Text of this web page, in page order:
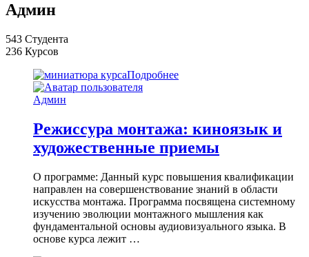
Админ
543 Студента
236 Курсов
Подробнее
Админ
Режиссура монтажа: киноязык и
художественные приемы
О программе: Данный курс повышения квалификации
направлен на совершенствование знаний в области
искусства монтажа. Программа посвящена системному
изучению эволюции монтажного мышления как
фундаментальной основы аудиовизуального языка. В
основе курса лежит …